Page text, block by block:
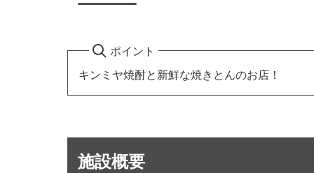
ポイント
キンミヤ焼酎と新鮮な焼きとんのお店！
施設概要